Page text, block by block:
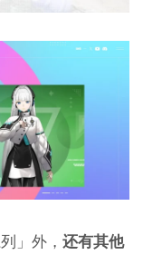
」外， 还有其他